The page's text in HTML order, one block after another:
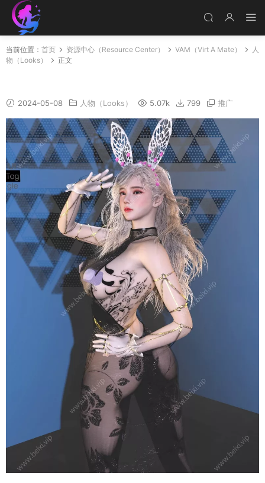
当前位置： 首页 资源中心（Resource Center） VAM（Virt A Mate）
人
物（Looks）
正文
2024-05-08 人物（Looks） 5.07k 799 推广